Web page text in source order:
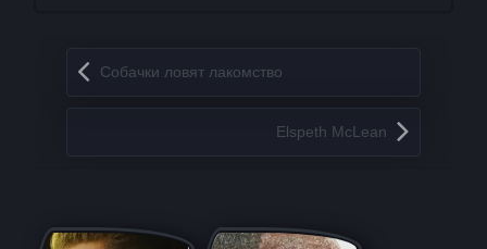
Запись навигация
Собачки ловят лакомство
Elspeth McLean